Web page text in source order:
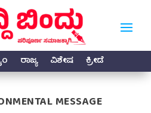
ರಾಜ್ಯ ವಿಶೇಷ ಕ್ರೀಡೆ
MESSAGE